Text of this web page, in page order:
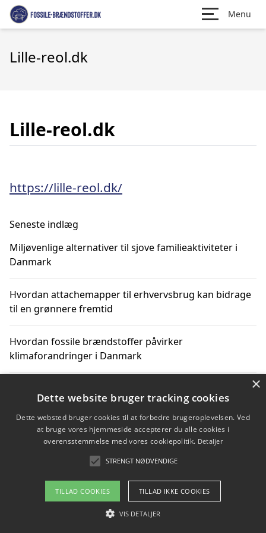
Menu
Lille-reol.dk
Lille-reol.dk
https://lille-reol.dk/
Seneste indlæg
Miljøvenlige alternativer til sjove familieaktiviteter i
Danmark
Hvordan attachemapper til erhvervsbrug kan bidrage
til en grønnere fremtid
Hvordan fossile brændstoffer påvirker
klimaforandringer i Danmark
klimaændringer
Hvordan citater om fossile brændstoffer kan ændre
Copyright 2026 - Pilanto Aps
Om / kontakt
×
Dette website bruger tracking cookies
Dette websted bruger cookies til at forbedre brugeroplevelsen. Ved
at bruge vores hjemmeside accepterer du alle cookies i
overensstemmelse med vores cookiepolitik. Detaljer
STRENGT NØDVENDIGE
TILLAD COOKIES TILLAD IKKE COOKIES
VIS DETALJER